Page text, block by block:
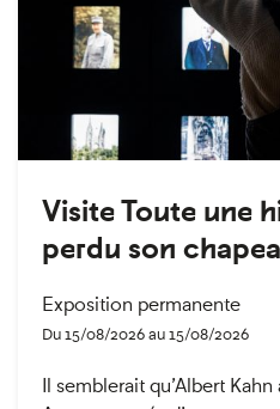
Visite Toute une
perdu son
Exposition permanente
Du 15/08/2026 au 15/08/2026
Il semblerait qu’Albert